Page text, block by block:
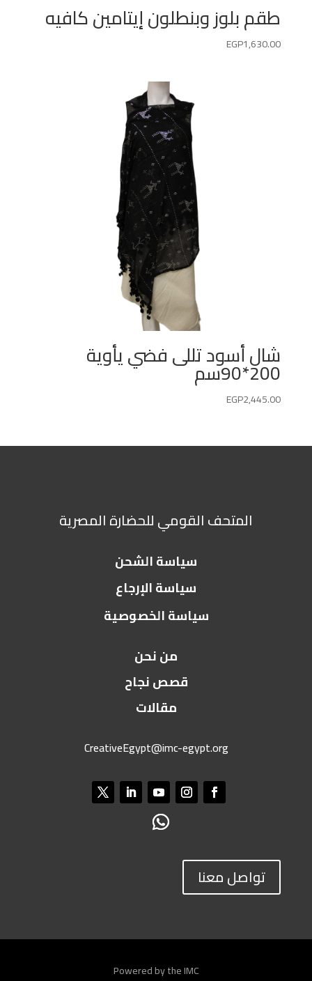
طقم بلوز وبنطلون إيتامين كافيه
EGP1,630.00
شال أسود تللى فضي يأوية
200*90سم
EGP2,445.00
المتحف القومي للحضارة المصرية
سياسة الشحن
سياسة الإرجاع
سياسة الخصوصية
من نحن
قصص نجاح
مقالات
CreativeEgypt@imc-egypt.org
تواصل معنا
Powered by the IMC